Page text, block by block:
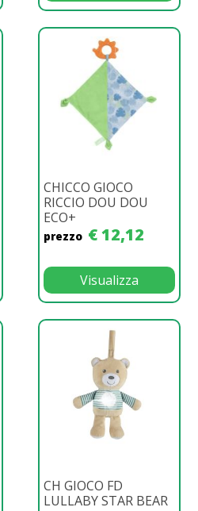
CHICCO GIOCO
RICCIO DOU DOU
ECO+
prezzo € 12,12
Visualizza
CH GIOCO FD
LULLABY STAR BEAR